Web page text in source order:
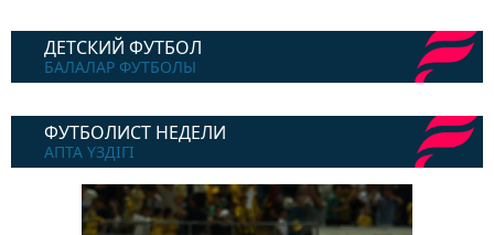
ДЕТСКИЙ ФУТБОЛ
БАЛАЛАР ФУТБОЛЫ
ФУТБОЛИСТ НЕДЕЛИ
АПТА ҮЗДІГІ